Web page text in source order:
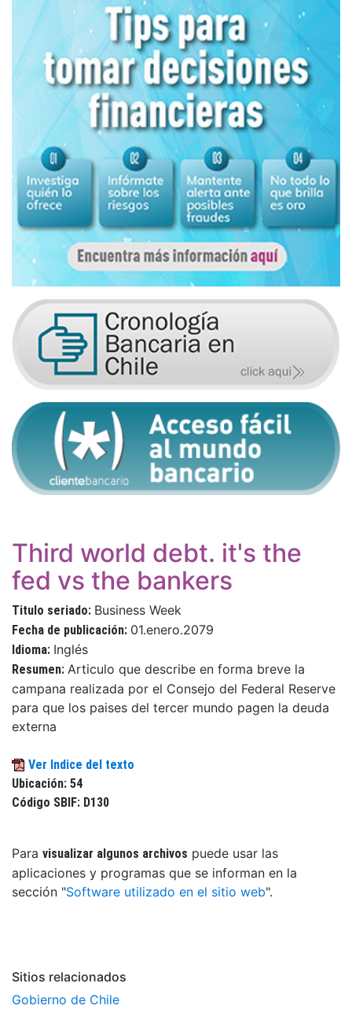
Third world debt. it's the
fed vs the bankers
Titulo seriado: Business Week
Fecha de publicación: 01.enero.2079
Idioma: Inglés
Resumen: Articulo que describe en forma breve la
campana realizada por el Consejo del Federal Reserve
para que los paises del tercer mundo pagen la deuda
externa
Ver Indice del texto
Ubicación: 54
Código SBIF: D130
Para visualizar algunos archivos puede usar las
aplicaciones y programas que se informan en la
sección "Software utilizado en el sitio web".
Sitios relacionados
Gobierno de Chile